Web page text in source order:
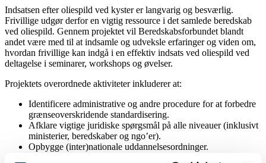
Indsatsen efter oliespild ved kyster er langvarig og besværlig.
Frivillige udgør derfor en vigtig ressource i det samlede beredskab
ved oliespild. Gennem projektet vil Beredskabsforbundet blandt
andet være med til at indsamle og udveksle erfaringer og viden om,
hvordan frivillige kan indgå i en effektiv indsats ved oliespild ved
deltagelse i seminarer, workshops og øvelser.
Projektets overordnede aktiviteter inkluderer at:
Identificere administrative og andre procedure for at forbedre
grænseoverskridende standardisering.
Afklare vigtige juridiske spørgsmål på alle niveauer (inklusivt
ministerier, beredskaber og ngo’er).
Opbygge (inter)nationale uddannelsesordninger.